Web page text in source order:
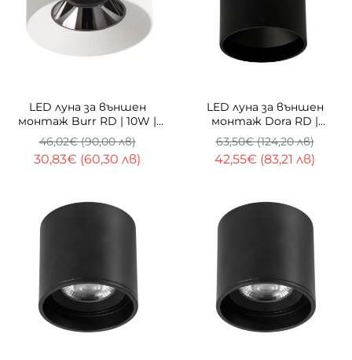
LED луна за външен
монтаж Burr RD | 10W |
3000K
30,83€ (60,30 лв)
46,02€ (90,00 лв)
LED луна за външен
монтаж Dora RD |
Цилиндрична | 3000K |
11W
42,55€ (83,21 лв)
63,50€ (124,20 лв)